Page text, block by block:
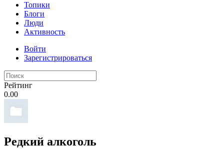
Топики
Блоги
Люди
Активность
Войти
Зарегистрироваться
Рейтинг
0.00
Редкий алкоголь